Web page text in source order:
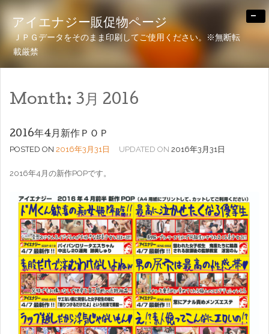
アイエナジー販促物ページ
ＪＰＧデータをそのまま印刷してご使用ください。※無断転
載厳禁
-
Month: 3月 2016
2016年4月新作ＰＯＰ
POSTED ON 2016年3月31日 UPDATED ON 2016年3月31日
2016年4月の新作POPです。